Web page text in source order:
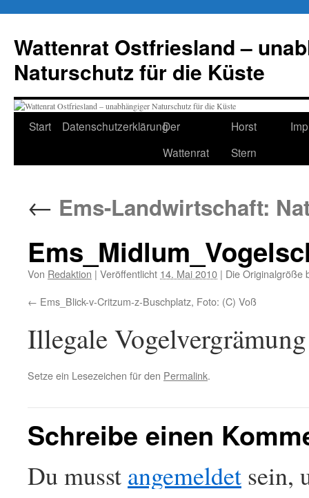
springen
Wattenrat Ostfriesland –
Naturschutz für die Küste
Start DatenschutzerklärungDer
Wattenrat
Horst
Stern
← Ems-Landwirtschaft:
Von Redaktion | Veröffentlicht 14. Mai 2010 | Die Originalgröße
Ems_Blick-v-Critzum-z-Buschplatz, Foto: (C) Voß
Illegale
Setze ein Lesezeichen für den Permalink.
Schreibe einen
Du musst angemeldet sein,